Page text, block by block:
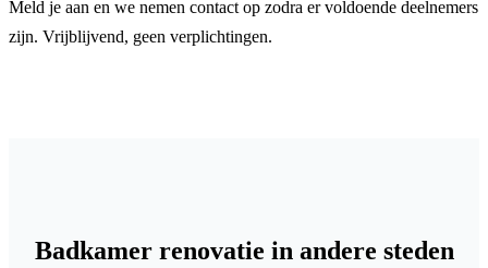
Meld je aan en we nemen contact op zodra er voldoende deelnemers
zijn. Vrijblijvend, geen verplichtingen.
Badkamer renovatie in andere steden